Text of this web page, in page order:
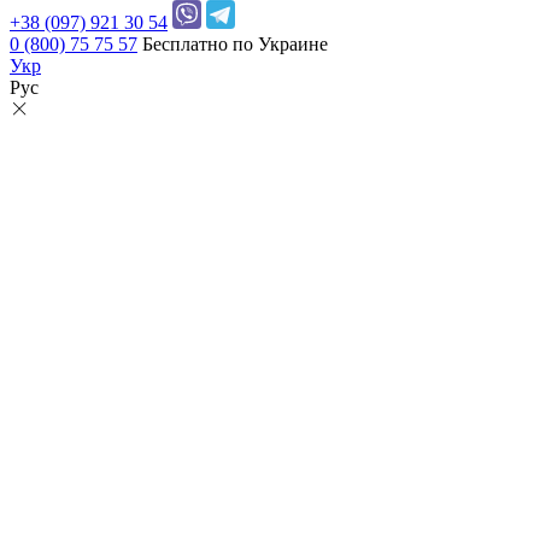
+38 (097) 921 30 54
0 (800) 75 75 57 Бесплатно по Украине
Укр
Рус